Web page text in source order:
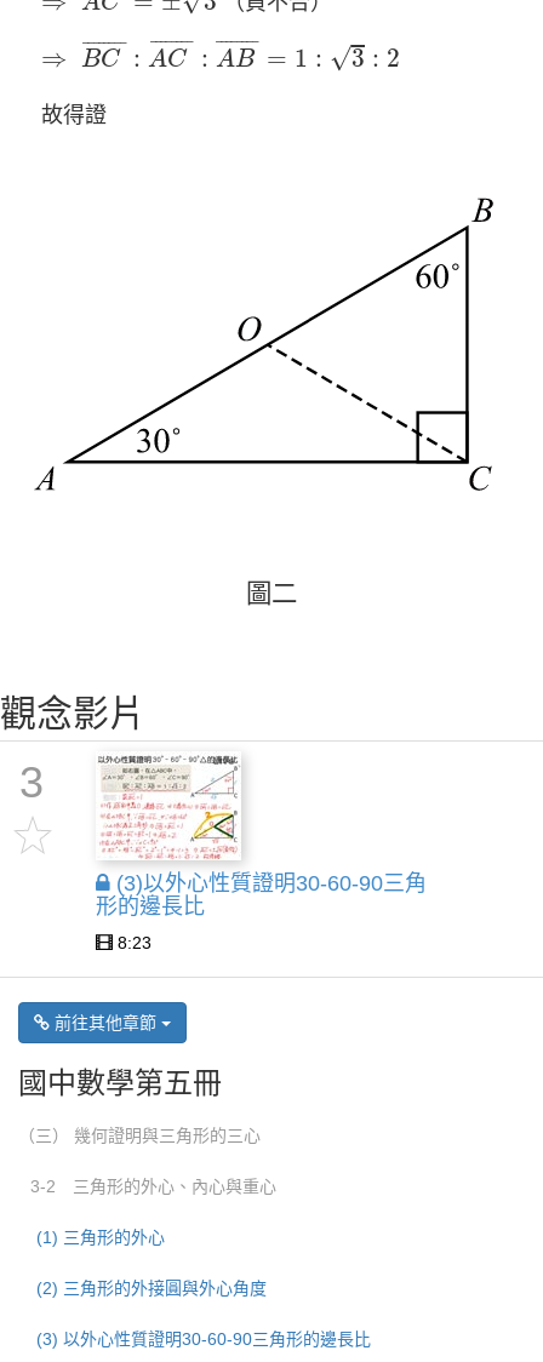
⇒ ¯¯¯¯¯¯¯¯
BC : ¯¯¯¯¯¯¯¯
AC : ¯¯¯¯¯¯¯¯
AB = 1 : √3 : 2
BC¯:A C¯:A ¯=1:
故得證
圖二
圖二
觀念影片
3
(3)以外心性質證明30-60-90三角
形的邊長比
8:23
前往其他章節
國中數學第五冊
（三） 幾何證明與三角形的三心
3-2 三角形的外心、內心與重心
(1) 三角形的外心
(2) 三角形的外接圓與外心角度
(3) 以外心性質證明30-60-90三角形的邊長比